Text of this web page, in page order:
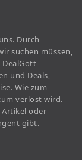
Durch
suchen müssen,
DealGott
und Deals,
Wie zum
verlost wird.
Artikel oder
gibt.